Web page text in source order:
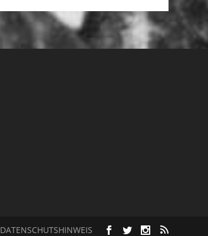
DATENSCHUTSHINWEIS